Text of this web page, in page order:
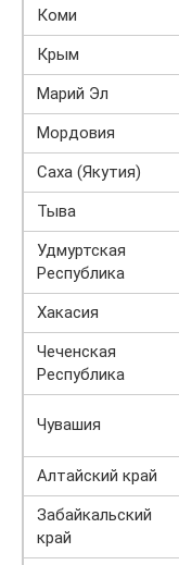
Коми
Крым
Марий Эл
Мордовия
Саха (Якутия)
Тыва
Удмуртская
Республика
Хакасия
Чеченская
Республика
Чувашия
Алтайский край
Забайкальский
край